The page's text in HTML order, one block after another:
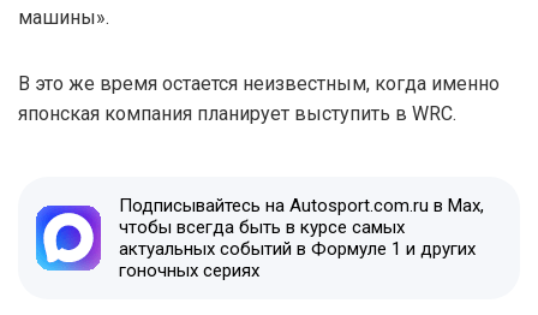
машины».
В это же время остается неизвестным, когда именно
японская компания планирует выступить в WRC.
Подписывайтесь на Autosport.com.ru в Max,
чтобы всегда быть в курсе самых
актуальных событий в Формуле 1 и других
гоночных сериях